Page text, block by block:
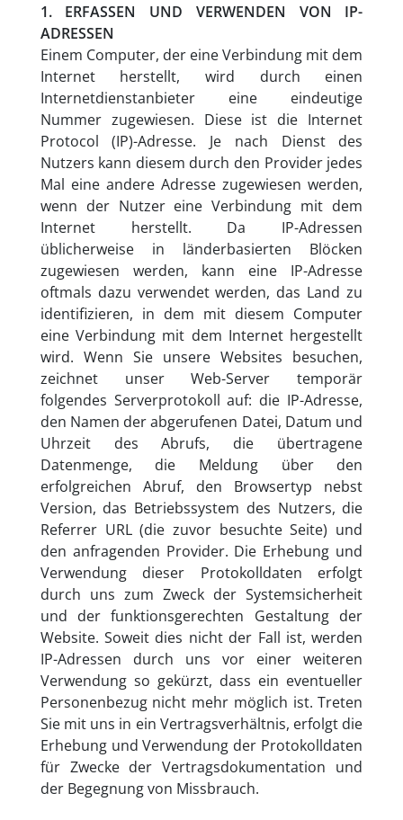
1. ERFASSEN UND VERWENDEN VON IP-
ADRESSEN
Einem Computer, der eine Verbindung mit dem
Internet herstellt, wird durch einen
Internetdienstanbieter eine eindeutige
Nummer zugewiesen. Diese ist die Internet
Protocol (IP)-Adresse. Je nach Dienst des
Nutzers kann diesem durch den Provider jedes
Mal eine andere Adresse zugewiesen werden,
wenn der Nutzer eine Verbindung mit dem
Internet herstellt. Da IP-Adressen
üblicherweise in länderbasierten Blöcken
zugewiesen werden, kann eine IP-Adresse
oftmals dazu verwendet werden, das Land zu
identifizieren, in dem mit diesem Computer
eine Verbindung mit dem Internet hergestellt
wird. Wenn Sie unsere Websites besuchen,
zeichnet unser Web-Server temporär
folgendes Serverprotokoll auf: die IP-Adresse,
den Namen der abgerufenen Datei, Datum und
Uhrzeit des Abrufs, die übertragene
Datenmenge, die Meldung über den
erfolgreichen Abruf, den Browsertyp nebst
Version, das Betriebssystem des Nutzers, die
Referrer URL (die zuvor besuchte Seite) und
den anfragenden Provider. Die Erhebung und
Verwendung dieser Protokolldaten erfolgt
durch uns zum Zweck der Systemsicherheit
und der funktionsgerechten Gestaltung der
Website. Soweit dies nicht der Fall ist, werden
IP-Adressen durch uns vor einer weiteren
Verwendung so gekürzt, dass ein eventueller
Personenbezug nicht mehr möglich ist. Treten
Sie mit uns in ein Vertragsverhältnis, erfolgt die
Erhebung und Verwendung der Protokolldaten
für Zwecke der Vertragsdokumentation und
der Begegnung von Missbrauch.